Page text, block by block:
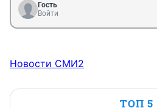
Гость
Войти
Новости СМИ2
ТОП 5